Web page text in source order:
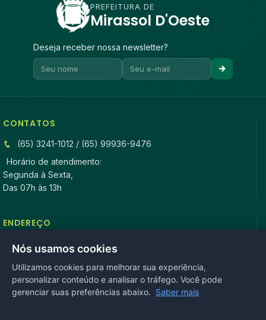
PREFEITURA DE
Mirassol D'Oeste
Deseja receber nossa newsletter?
CONTATOS
(65) 3241-1012 / (65) 99936-9476
Horário de atendimento:
Segunda à Sexta,
Das 07h às 13h
ENDEREÇO
Rua Antonio Tavares, n° 3310, Centro CEP: 78.280-000 -
Mirassol D’Oeste, MT
REDES SOCIAIS
Nós usamos cookies
Utilizamos cookies para melhorar sua experiência,
personalizar conteúdo e analisar o tráfego. Você pode
gerenciar suas preferências abaixo. Saber mais